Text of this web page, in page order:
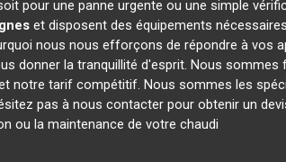
pour une panne urgente ou une simple
et disposent des équipements
nous nous efforçons de répondre à vos
donner la tranquillité d'esprit. Nous
notre tarif compétitif. Nous sommes les
pas à nous contacter pour obtenir un
ou la maintenance de votre chaudi